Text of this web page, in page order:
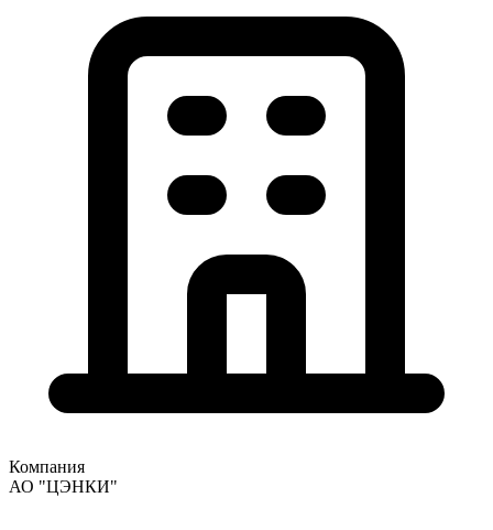
Компания
АО "ЦЭНКИ"